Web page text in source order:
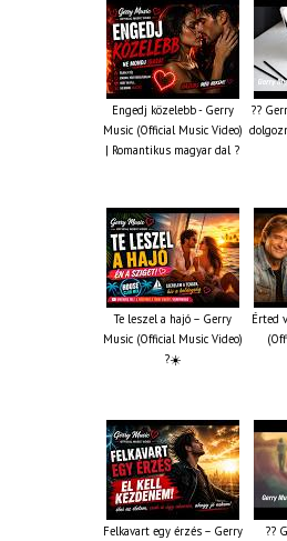
Engedj közelebb - Gerry
Music (Official Music Video)
| Romantikus magyar dal ?
??
Te leszel a hajó – Gerry
Music (Official Music Video)
?☀️
Érted
Felkavart egy érzés – Gerry
??